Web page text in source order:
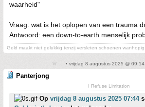
waarheid"
Vraag: wat is het oplopen van een trauma
Antwoord: een down-to-earth menselijk
Geld maakt niet gelukkig tenzij versleten schoenen
• vrijdag 8 augustus 2025 @ 09:14
Panterjong
I Refuse Limitation
Op vrijdag 8 augustus 2025 07:44